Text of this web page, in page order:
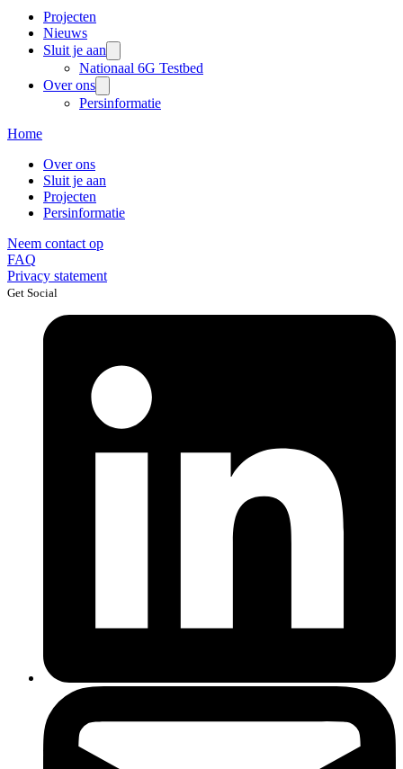
Projecten
Nieuws
Sluit je aan
Nationaal 6G Testbed
Over ons
Persinformatie
Home
Over ons
Sluit je aan
Projecten
Persinformatie
Neem contact op
FAQ
Privacy statement
Get Social